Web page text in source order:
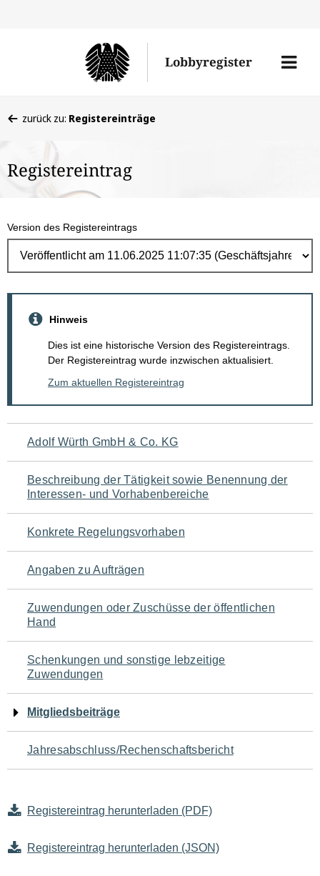
Lobbyregister
Menü
befinden
hier:
zurück zu: Registereinträge
Registereintrag
Version des Registereintrags
Hinweis
Dies ist eine historische Version des Registereintrags.
Der Registereintrag wurde inzwischen aktualisiert.
Zum aktuellen Registereintrag
Navigation
für
den
Seiteninhalt
Adolf Würth GmbH & Co. KG
Beschreibung der Tätigkeit sowie Benennung der
Interessen- und Vorhabenbereiche
Konkrete Regelungsvorhaben
Angaben zu Aufträgen
Zuwendungen oder Zuschüsse der öffentlichen
Hand
Schenkungen und sonstige lebzeitige
Zuwendungen
Mitgliedsbeiträge
Jahresabschluss/Rechenschaftsbericht
Registereintrag herunterladen (PDF)
Registereintrag herunterladen (JSON)